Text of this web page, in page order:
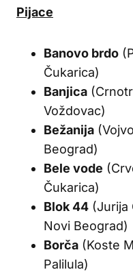
Pijace
Banovo brdo
Čukarica)
Banjica
Voždovac)
Bežanija
Beograd)
Bele vode
Čukarica)
Blok 44 (Jurija
Novi Beograd)
Borča (Koste
Palilula)